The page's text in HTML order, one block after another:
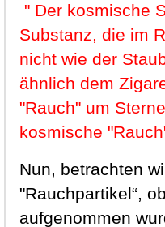
" Der kosmische
Substanz, die im
nicht wie der
ähnlich dem
"Rauch" um
kosmische
Nun, betrachten
"Rauchpartikel“,
aufgenommen